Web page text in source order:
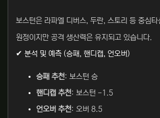
보스턴은 라파엘 디버스, 두란, 스토리 등 중심타
원정이지만 공격 생산력은 유지되고 있습니다.
✔ 분석 및 예측 (승패, 핸디캡, 언오버)
승패 추천: 보스턴 승
핸디캡 추천: 보스턴 -1.5
언오버 추천: 오버 8.5